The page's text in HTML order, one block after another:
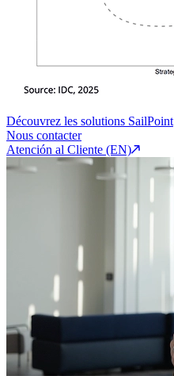
Découvrez les solutions SailPoint
Nous contacter
Atención al Cliente (EN)